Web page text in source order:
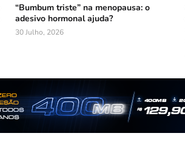
“Bumbum triste” na menopausa: o
adesivo hormonal ajuda?
30 Julho, 2026